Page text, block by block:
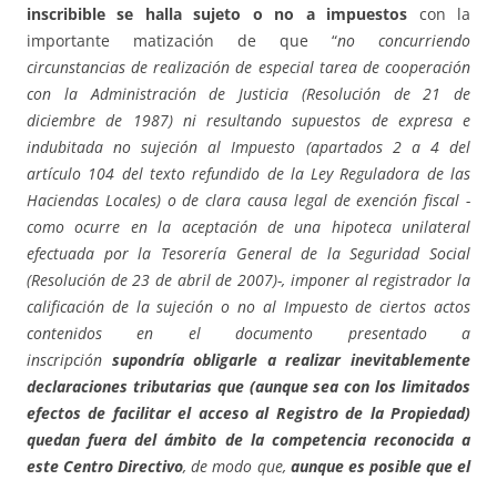
inscribible se halla sujeto o no a impuestos con la
importante matización de que “no concurriendo
circunstancias de realización de especial tarea de cooperación
con la Administración de Justicia (Resolución de 21 de
diciembre de 1987) ni resultando supuestos de expresa e
indubitada no sujeción al Impuesto (apartados 2 a 4 del
artículo 104 del texto refundido de la Ley Reguladora de las
Haciendas Locales) o de clara causa legal de exención fiscal -
como ocurre en la aceptación de una hipoteca unilateral
efectuada por la Tesorería General de la Seguridad Social
(Resolución de 23 de abril de 2007)-, imponer al registrador la
calificación de la sujeción o no al Impuesto de ciertos actos
contenidos en el documento presentado a
inscripción supondría obligarle a realizar inevitablemente
declaraciones tributarias que (aunque sea con los limitados
efectos de facilitar el acceso al Registro de la Propiedad)
quedan fuera del ámbito de la competencia reconocida a
este Centro Directivo, de modo que, aunque es posible que el